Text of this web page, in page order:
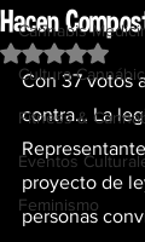
Cannabis
Cultura
Fitness &
Eventos
Feminismo
Hacen
Obtuvo
Con 37 votos
contra… La
proyecto de
personas